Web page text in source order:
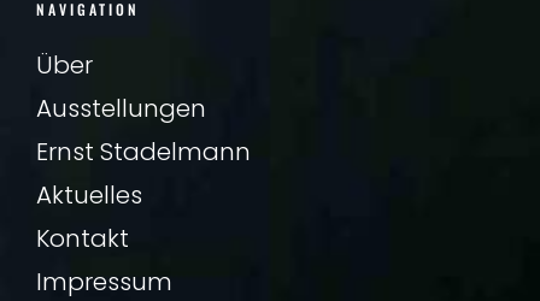
NAVIGATION
Über
Ausstellungen
Ernst Stadelmann
Aktuelles
Kontakt
Impressum